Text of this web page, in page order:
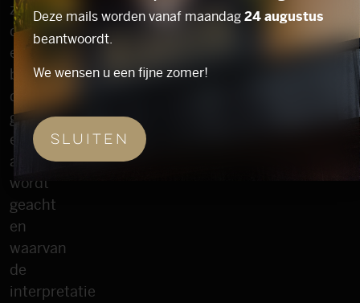
zijn
door
een
bepaling
die
geldig
en
afdwingbaar
wordt
geacht
en
waarvan
de
interpretatie
Deze mails worden vanaf maandag24 augustus
beantwoordt.
We wensen u een fijne zomer!
Sluiten